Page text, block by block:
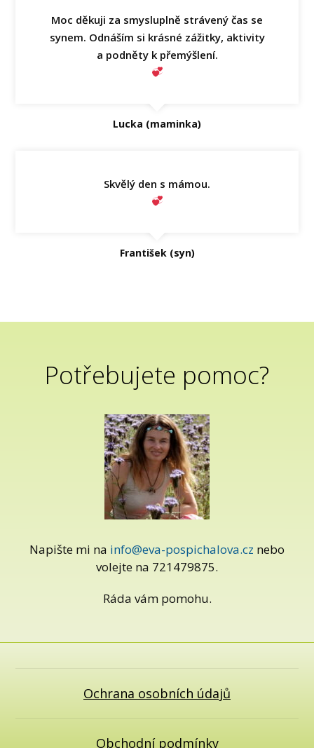
Moc děkuji za smysluplně strávený čas se
synem. Odnáším si krásné zážitky, aktivity
a podněty k přemýšlení.
Lucka (maminka)
Skvělý den s mámou.
František (syn)
Potřebujete pomoc?
Napište mi na info@eva-pospichalova.cz nebo
volejte na 721479875.
Ráda vám pomohu.
Ochrana osobních údajů
Obchodní podmínky